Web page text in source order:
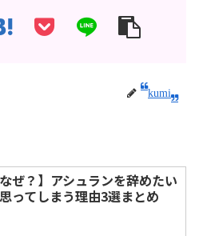
kumi
なぜ？】アシュランを辞めたい
ってしまう理由3選まとめ